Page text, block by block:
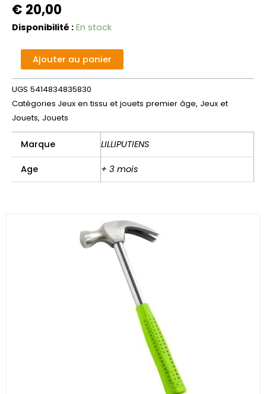
€ 20,00
Disponibilité : En stock
quantité
personnages
bain
Jules
chien
Ajouter au panier
UGS 5414834835830
Catégories Jeux en tissu et jouets premier âge, Jeux et
Jouets, Jouets
Marque LILLIPUTIENS
Age + 3 mois